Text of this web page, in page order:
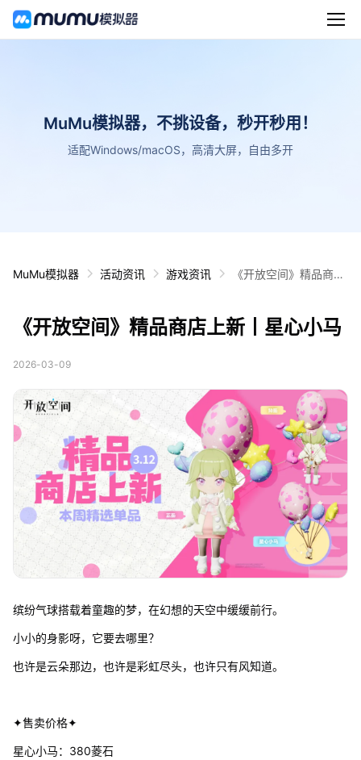
MuMu模拟器，不挑设备，秒开秒用！
适配Windows/macOS，高清大屏，自由多开
MuMu模拟器 活动资讯 游戏资讯
《开放空间》精品商店
《开放空间》精品商店上新丨星心小马
2026-03-09
缤纷气球搭载着童趣的梦，在幻想的天空中缓缓前行。
小小的身影呀，它要去哪里？
也许是云朵那边，也许是彩虹尽头，也许只有风知道。
✦售卖价格✦
星心小马：380菱石